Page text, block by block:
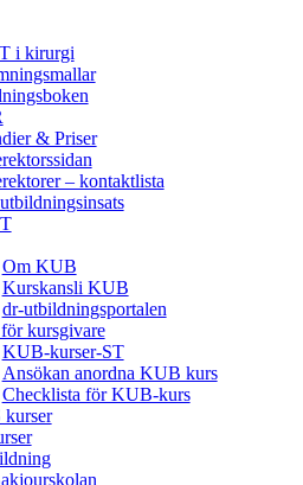
i kirurgi
& Priser
– kontaktlista
Om KUB
Kurskansli KUB
dr-utbildningsportalen
kursgivare
KUB-kurser-ST
Ansökan anordna KUB kurs
Checklista för KUB-kurs